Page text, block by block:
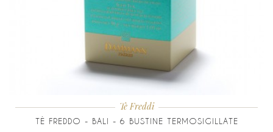
Tè Freddi
TÈ FREDDO - BALI - 6 BUSTINE TERMOSIGILLATE